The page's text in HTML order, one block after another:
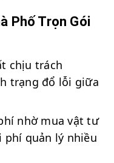
Phố Trọn Gói
chịu trách
trạng đổ lỗi giữa
nhờ mua vật tư
phí quản lý nhiều